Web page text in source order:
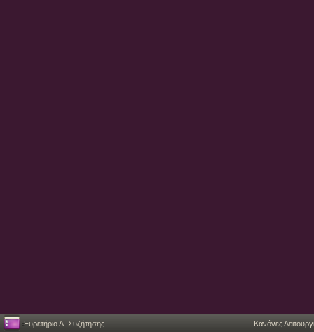
Ευρετήριο Δ. Συζήτησης Κανόνες